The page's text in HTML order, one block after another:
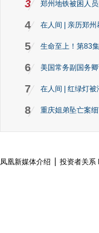
3 郑州地铁被困人
4 在人间 | 亲历郑
5 生命至上！第83
6 美国常务副国务
7 在人间 | 红绿灯
8 重庆姐弟坠亡案
凤凰新媒体介绍 投资者关系